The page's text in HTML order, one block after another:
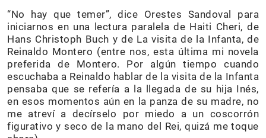
“No hay que temer”, dice Orestes Sandoval para
iniciarnos en una lectura paralela de Haiti Cheri, de
Hans Christoph Buch y de La visita de la Infanta, de
Reinaldo Montero (entre nos, esta última mi novela
preferida de Montero. Por algún tiempo cuando
escuchaba a Reinaldo hablar de la visita de la Infanta
pensaba que se refería a la llegada de su hija Inés,
en esos momentos aún en la panza de su madre, no
me atreví a decírselo por miedo a un coscorrón
figurativo y seco de la mano del Rei, quizá me toque